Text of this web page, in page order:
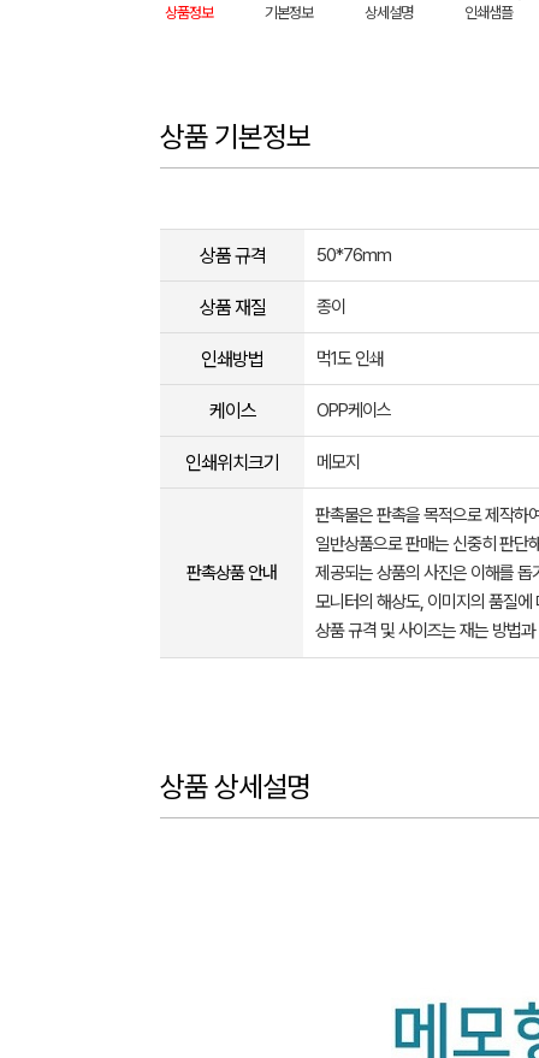
상품정보 기본정보 상세설명 인쇄샘플
상품 기본정보
상품 규격 50*76mm
상품 재질 종이
인쇄방법 먹1도 인쇄
케이스 OPP케이스
인쇄위치크기 메모지
판촉상품 안내
판촉물은 판촉을 목적으로 제작하
일반상품으로 판매는 신중히 판단
제공되는 상품의 사진은 이해를
모니터의 해상도, 이미지의 품질
상품 규격 및 사이즈는 재는 방법
상품 상세설명